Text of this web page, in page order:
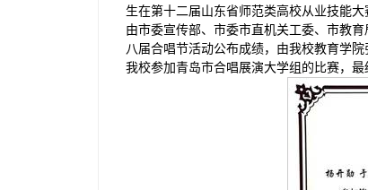
生在第十二届山东省师范类高校从业技能
由市委宣传部、市委市直机关工委、市教
八届合唱节活动公布成绩，由我校教育学
我校参加青岛市合唱展演大学组的比赛，